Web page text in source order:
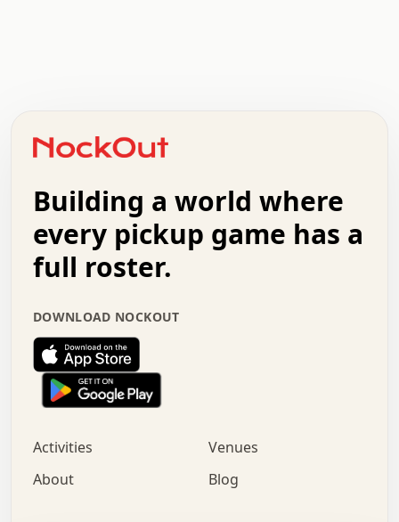
+   .   .   .   .   .   .   .   .   .   +   .   .
.   .   .   .   .   .   .   .   .   .   .   :   .
.   .   .   .   +   .   .   .   .   .   .   .   +
.   :   .   .   .   .   .   .   .   .   o   .   .
.   .   x   .   .   .   .   .   .   :   .   .   o
.   .   .   .   :   .   .   .   .   o   .   .   .
.   .   .   .   .   .   .   :   .   .   .   .   .
.   .   .   .   .   .   .   +   .   .   x   .   .
.   .   .   .   .   :   +   .   .   .   .   .   o
.   .   .   .   .   .   .   .   .   .   .   .   .
.   .   :   o   .   .   .   .   .   .   .   +   .
.   o   .   .   .   .   x   .   .   .   .   .   .
+   .   o   .   .   .   .   o   .   .   .   .
.   +   .   .   .   .   .   .   .   .   :   .   x
Building a world where
every pickup game has a
full roster.
DOWNLOAD NOCKOUT
Activities
Venues
About
Blog